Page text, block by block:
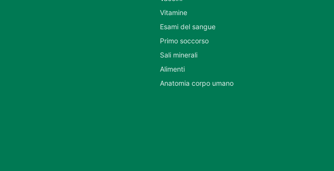
Vitamine
Esami del sangue
Primo soccorso
Sali minerali
Alimenti
Anatomia corpo umano